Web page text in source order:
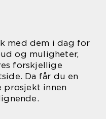
med dem i dag for
og muligheter,
forskjellige
Da får du en
innen